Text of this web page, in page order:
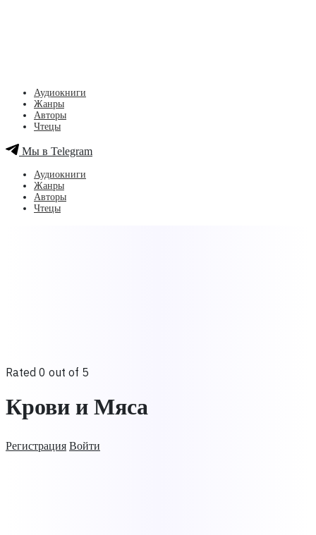
Регистрация Войти
Аудиокниги
Жанры
Авторы
Чтецы
Мы в Telegram
Аудиокниги
Жанры
Авторы
Чтецы
Rated 0 out of 5
Крови и Мяса